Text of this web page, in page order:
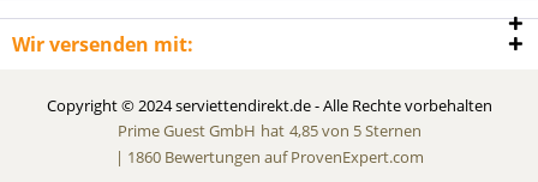
Wir versenden mit:
Copyright © 2024 serviettendirekt.de - Alle Rechte vorbehalten
Prime Guest GmbH hat 4,85von 5Sternen
| 1860Bewertungen auf ProvenExpert.com